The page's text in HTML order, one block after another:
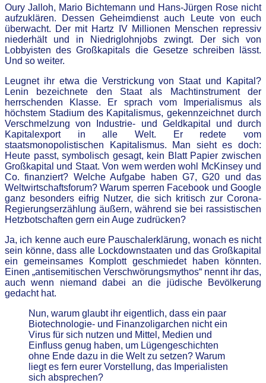
Oury Jalloh, Mario Bichtemann und Hans-Jürgen Rose nicht
aufzuklären. Dessen Geheimdienst auch Leute von euch
überwacht. Der mit Hartz IV Millionen Menschen repressiv
niederhält und in Niedriglohnjobs zwingt. Der sich von
Lobbyisten des Großkapitals die Gesetze schreiben lässt.
Und so weiter.
Leugnet ihr etwa die Verstrickung von Staat und Kapital?
Lenin bezeichnete den Staat als Machtinstrument der
herrschenden Klasse. Er sprach vom Imperialismus als
höchstem Stadium des Kapitalismus, gekennzeichnet durch
Verschmelzung von Industrie- und Geldkapital und durch
Kapitalexport in alle Welt. Er redete vom
staatsmonopolistischen Kapitalismus. Man sieht es doch:
Heute passt, symbolisch gesagt, kein Blatt Papier zwischen
Großkapital und Staat. Von wem werden wohl McKinsey und
Co. finanziert? Welche Aufgabe haben G7, G20 und das
Weltwirtschaftsforum? Warum sperren Facebook und Google
ganz besonders eifrig Nutzer, die sich kritisch zur Corona-
Regierungserzählung äußern, während sie bei rassistischen
Hetzbotschaften gern ein Auge zudrücken?
Ja, ich kenne auch eure Pauschalerklärung, wonach es nicht
sein könne, dass alle Lockdownstaaten und das Großkapital
ein gemeinsames Komplott geschmiedet haben könnten.
Einen „antisemitischen Verschwörungsmythos“ nennt ihr das,
auch wenn niemand dabei an die jüdische Bevölkerung
gedacht hat.
Nun, warum glaubt ihr eigentlich, dass ein paar
Biotechnologie- und Finanzoligarchen nicht ein
Virus für sich nutzen und Mittel, Medien und
Einfluss genug haben, um Lügengeschichten
ohne Ende dazu in die Welt zu setzen? Warum
liegt es fern eurer Vorstellung, das Imperialisten
sich absprechen?